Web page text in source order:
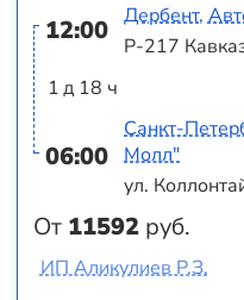
12:00
1 д 18 ч
06:00
От 11592 руб.
Дербент,
Р-217
Санкт-
Молл"
ул.
ИП Аликулиев Р.З.